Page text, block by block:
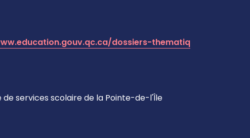
dossiers-thematiq
de services scolaire de la Pointe-de-l'Île